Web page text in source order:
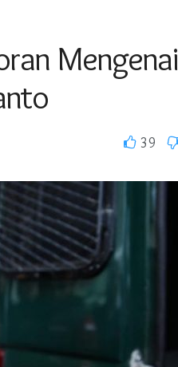
Mengenai
39